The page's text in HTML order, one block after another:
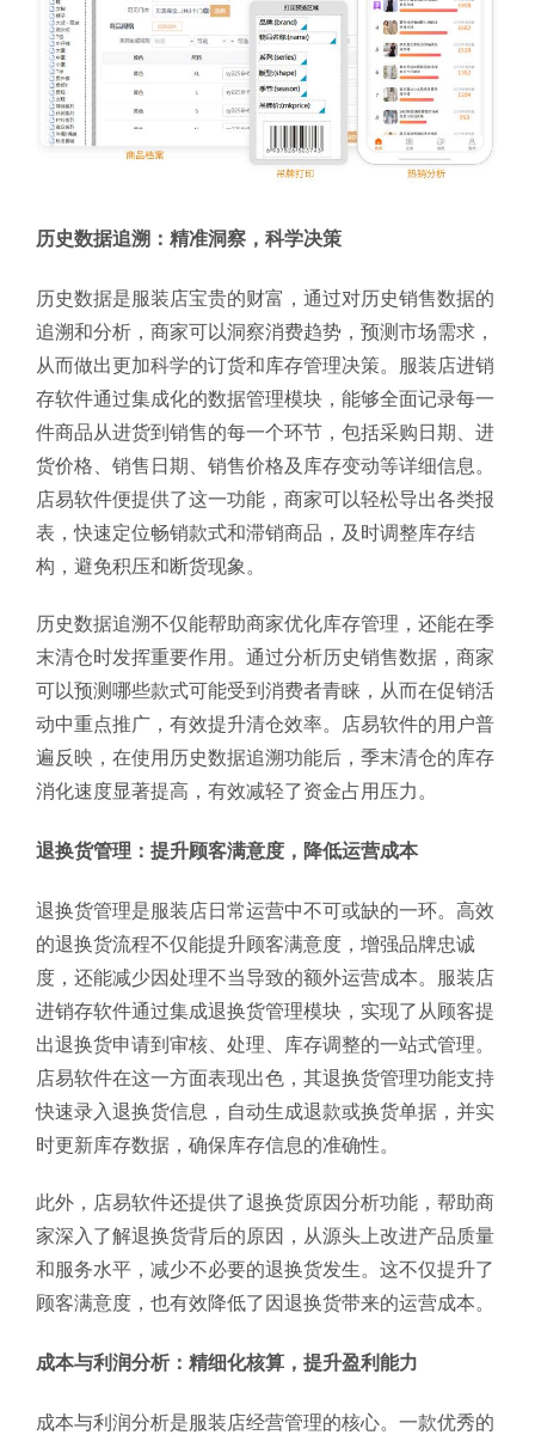
历史数据追溯：精准洞察，科学决策
历史数据是服装店宝贵的财富，通过对历史销售数据的
追溯和分析，商家可以洞察消费趋势，预测市场需求，
从而做出更加科学的订货和库存管理决策。服装店进销
存软件通过集成化的数据管理模块，能够全面记录每一
件商品从进货到销售的每一个环节，包括采购日期、进
货价格、销售日期、销售价格及库存变动等详细信息。
店易软件便提供了这一功能，商家可以轻松导出各类报
表，快速定位畅销款式和滞销商品，及时调整库存结
构，避免积压和断货现象。
历史数据追溯不仅能帮助商家优化库存管理，还能在季
末清仓时发挥重要作用。通过分析历史销售数据，商家
可以预测哪些款式可能受到消费者青睐，从而在促销活
动中重点推广，有效提升清仓效率。店易软件的用户普
遍反映，在使用历史数据追溯功能后，季末清仓的库存
消化速度显著提高，有效减轻了资金占用压力。
退换货管理：提升顾客满意度，降低运营成本
退换货管理是服装店日常运营中不可或缺的一环。高效
的退换货流程不仅能提升顾客满意度，增强品牌忠诚
度，还能减少因处理不当导致的额外运营成本。服装店
进销存软件通过集成退换货管理模块，实现了从顾客提
出退换货申请到审核、处理、库存调整的一站式管理。
店易软件在这一方面表现出色，其退换货管理功能支持
快速录入退换货信息，自动生成退款或换货单据，并实
时更新库存数据，确保库存信息的准确性。
此外，店易软件还提供了退换货原因分析功能，帮助商
家深入了解退换货背后的原因，从源头上改进产品质量
和服务水平，减少不必要的退换货发生。这不仅提升了
顾客满意度，也有效降低了因退换货带来的运营成本。
成本与利润分析：精细化核算，提升盈利能力
成本与利润分析是服装店经营管理的核心。一款优秀的